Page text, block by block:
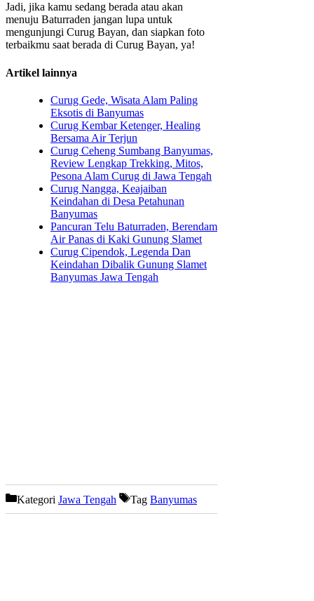
Jadi, jika kamu sedang berada atau akan
menuju Baturraden jangan lupa untuk
mengunjungi Curug Bayan, dan siapkan foto
terbaikmu saat berada di Curug Bayan, ya!
Artikel lainnya
Curug Gede, Wisata Alam Paling
Eksotis di Banyumas
Curug Kembar Ketenger, Healing
Bersama Air Terjun
Curug Ceheng Sumbang Banyumas,
Review Lengkap Trekking, Mitos,
Pesona Alam Curug di Jawa Tengah
Curug Nangga, Keajaiban
Keindahan di Desa Petahunan
Banyumas
Pancuran Telu Baturraden, Berendam
Air Panas di Kaki Gunung Slamet
Curug Cipendok, Legenda Dan
Keindahan Dibalik Gunung Slamet
Banyumas Jawa Tengah
Kategori Jawa Tengah Tag Banyumas